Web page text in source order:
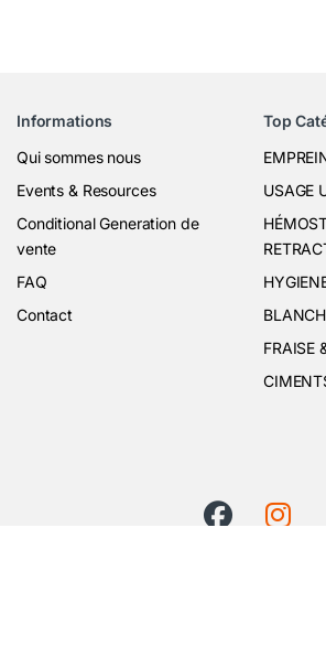
Informations
Qui sommes nous
Events & Resources
Conditional Generation de
vente
FAQ
Contact
Top
USAGE
FRAISE